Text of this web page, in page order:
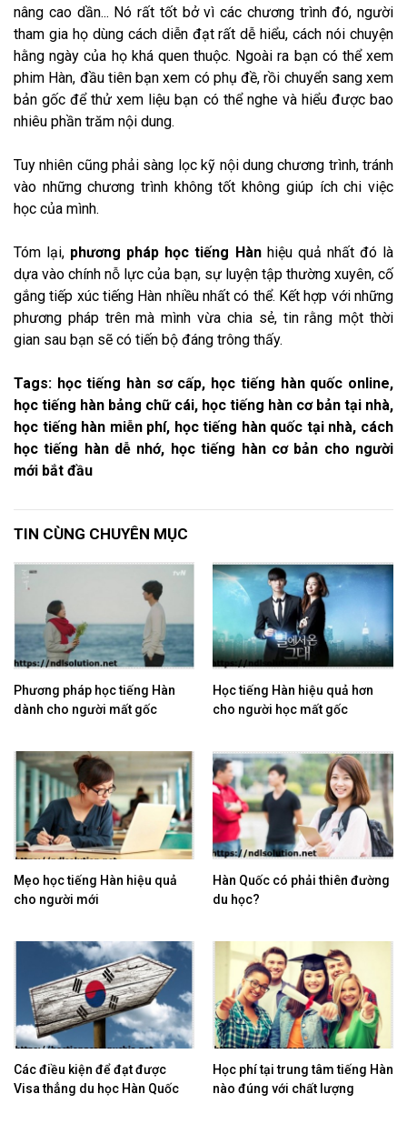
nâng cao dần... Nó rất tốt bở vì các chương trình đó, người
tham gia họ dùng cách diễn đạt rất dễ hiểu, cách nói chuyện
hằng ngày của họ khá quen thuộc. Ngoài ra bạn có thể xem
phim Hàn, đầu tiên bạn xem có phụ đề, rồi chuyển sang xem
bản gốc để thử xem liệu bạn có thể nghe và hiểu được bao
nhiêu phần trăm nội dung.
Tuy nhiên cũng phải sàng lọc kỹ nội dung chương trình, tránh
vào những chương trình không tốt không giúp ích chi việc
học của mình.
Tóm lại, phương pháp học tiếng Hànhiệu quả nhất đó là
dựa vào chính nỗ lực của bạn, sự luyện tập thường xuyên, cố
gắng tiếp xúc tiếng Hàn nhiều nhất có thể. Kết hợp với những
phương pháp trên mà mình vừa chia sẻ, tin rằng một thời
gian sau bạn sẽ có tiến bộ đáng trông thấy.
Tags: học tiếng hàn sơ cấp, học tiếng hàn quốc online,
học tiếng hàn bảng chữ cái, học tiếng hàn cơ bản tại nhà,
học tiếng hàn miễn phí, học tiếng hàn quốc tại nhà, cách
học tiếng hàn dễ nhớ, học tiếng hàn cơ bản cho người
mới bắt đầu
TIN CÙNG CHUYÊN MỤC
Phương pháp học tiếng Hàn
dành cho người mất gốc
​Học tiếng Hàn hiệu quả hơn
cho người học mất gốc
Mẹo học tiếng Hàn hiệu quả
cho người mới
Hàn Quốc có phải thiên đường
du học?
Các điều kiện để đạt được
Visa thẳng du học Hàn Quốc
Học phí tại trung tâm tiếng Hàn
nào đúng với chất lượng